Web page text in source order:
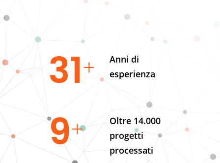
Anni di
esperienza
38
Oltre 14.000
progetti
processati
11